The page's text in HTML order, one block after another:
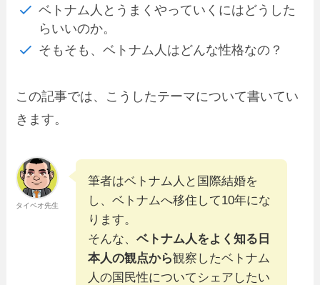
ベトナム人とうまくやっていくにはどうした
らいいのか。
そもそも、ベトナム人は どんな性格なの？
この記事では、こうしたテーマについて書いてい
きます。
タイベオ先生
筆者はベトナム人と国際結婚を
し、ベトナムへ移住して10年にな
ります。
そんな、ベトナム人をよく知る日
本人の観点から観察したベトナム
人の国民性についてシェアしたい